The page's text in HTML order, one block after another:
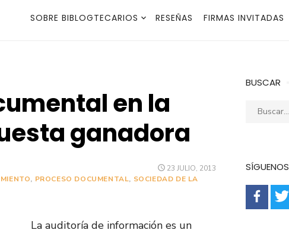
SOBRE BIBLOGTECARIOS RESEÑAS FIRMAS INVITADAS
en la
ganadora
PUBLICADO
EL
23 JULIO, 2013
, PROCESO DOCUMENTAL, SOCIEDAD DE LA
La auditoría de información es un
BUSCAR
Buscar:
SÍGUENOS